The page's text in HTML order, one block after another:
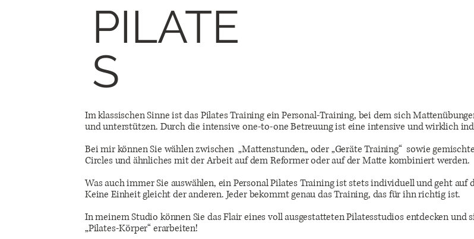
PILATE
S
Im klassischen Sinne ist das Pilates Training ein Personal-Training, bei dem sich
und unterstützen. Durch die intensive one-to-one Betreuung ist eine intensive und wirklich
Bei mir können Sie wählen zwischen „Mattenstunden„ oder „Geräte Training“ sowie
Circles und ähnliches mit der Arbeit auf dem Reformer oder auf der Matte kombiniert werden.
Was auch immer Sie auswählen, ein Personal Pilates Training ist stets individuell und geht
Keine Einheit gleicht der anderen. Jeder bekommt genau das Training, das für ihn richtig ist.
In meinem Studio können Sie das Flair eines voll ausgestatteten Pilatesstudios entdecken
„Pilates-Körper“ erarbeiten!